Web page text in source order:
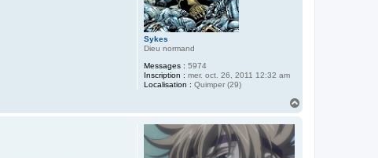
Sykes
Dieu normand
Messages : 5974
Inscription : mer. oct. 26, 2011 12:32 am
Localisation : Quimper (29)